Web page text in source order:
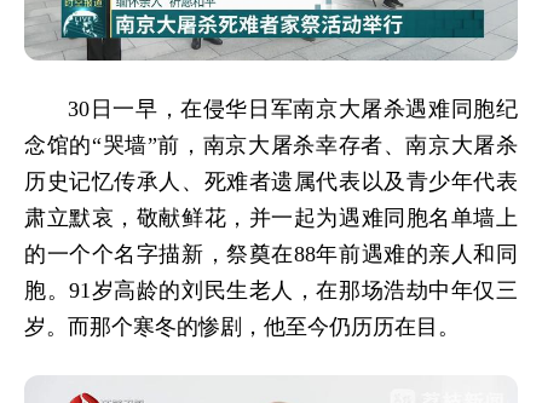
30日一早，在侵华日军南京大屠杀遇难同胞纪
念馆的“哭墙”前，南京大屠杀幸存者、南京大屠杀
历史记忆传承人、死难者遗属代表以及青少年代表
肃立默哀，敬献鲜花，并一起为遇难同胞名单墙上
的一个个名字描新，祭奠在88年前遇难的亲人和同
胞。91岁高龄的刘民生老人，在那场浩劫中年仅三
岁。而那个寒冬的惨剧，他至今仍历历在目。